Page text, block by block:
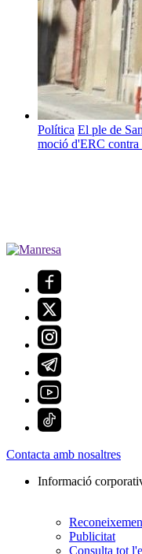
Política El ple de
moció d'ERC
Contacta amb nosaltres
Informació
Publicitat
Consulta tot